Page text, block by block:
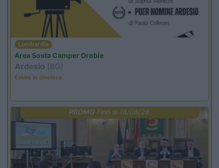
Lombardia
Area Sosta Camper Orobie
Ardesio (BG)
Estate in cineteca
PROMO Fino al 18/08/26